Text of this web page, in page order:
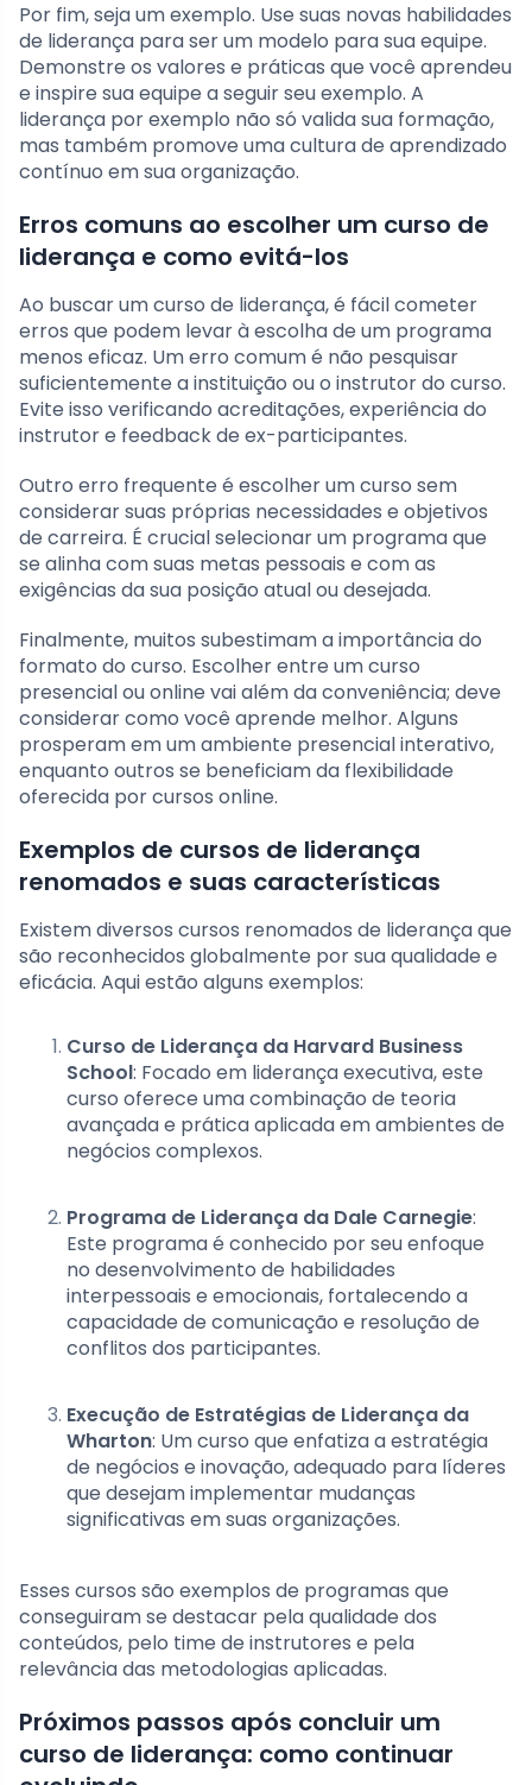
Por fim, seja um exemplo. Use suas novas habilidades
de liderança para ser um modelo para sua equipe.
Demonstre os valores e práticas que você aprendeu
e inspire sua equipe a seguir seu exemplo. A
liderança por exemplo não só valida sua formação,
mas também promove uma cultura de aprendizado
contínuo em sua organização.
Erros comuns ao escolher um curso de
liderança e como evitá-los
Ao buscar um curso de liderança, é fácil cometer
erros que podem levar à escolha de um programa
menos eficaz. Um erro comum é não pesquisar
suficientemente a instituição ou o instrutor do curso.
Evite isso verificando acreditações, experiência do
instrutor e feedback de ex-participantes.
Outro erro frequente é escolher um curso sem
considerar suas próprias necessidades e objetivos
de carreira. É crucial selecionar um programa que
se alinha com suas metas pessoais e com as
exigências da sua posição atual ou desejada.
Finalmente, muitos subestimam a importância do
formato do curso. Escolher entre um curso
presencial ou online vai além da conveniência; deve
considerar como você aprende melhor. Alguns
prosperam em um ambiente presencial interativo,
enquanto outros se beneficiam da flexibilidade
oferecida por cursos online.
Exemplos de cursos de liderança
renomados e suas características
Existem diversos cursos renomados de liderança que
são reconhecidos globalmente por sua qualidade e
eficácia. Aqui estão alguns exemplos:
Curso de Liderança da Harvard Business
School: Focado em liderança executiva, este
curso oferece uma combinação de teoria
avançada e prática aplicada em ambientes de
negócios complexos.
Programa de Liderança da Dale Carnegie:
Este programa é conhecido por seu enfoque
no desenvolvimento de habilidades
interpessoais e emocionais, fortalecendo a
capacidade de comunicação e resolução de
conflitos dos participantes.
Execução de Estratégias de Liderança da
Wharton: Um curso que enfatiza a estratégia
de negócios e inovação, adequado para líderes
que desejam implementar mudanças
significativas em suas organizações.
Esses cursos são exemplos de programas que
conseguiram se destacar pela qualidade dos
conteúdos, pelo time de instrutores e pela
relevância das metodologias aplicadas.
Próximos passos após concluir um
curso de liderança: como continuar